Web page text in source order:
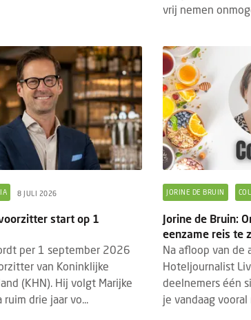
vrij nemen
8 JULI 2026
start op 1
per 1 september 2026
van Koninklijke
(KHN). Hij volgt Marijke
drie jaar vo...
JORINE DE BRUIN
Jorine de Bruin:
eenzame reis te
Na afloop van de
Hoteljournalist
deelnemers één
je vandaag vooral
de Bruin: Wat Marilyn Monroe ons
Monroe was veel meer dan een
icoon. Haar kracht zat niet
in haar uiterlijk, maar vooral in haar
positionering. Juist d...
Eigen
Steeds meer
een eigen
en na hun
Waar vroeg...